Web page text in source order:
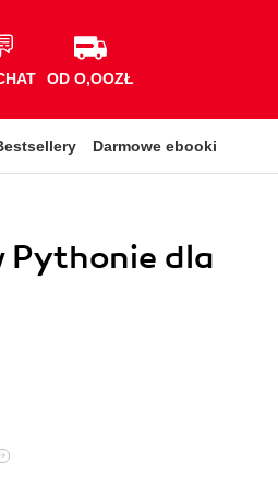
OD O,OOZŁ
Darmowe ebooki
Pythonie dla